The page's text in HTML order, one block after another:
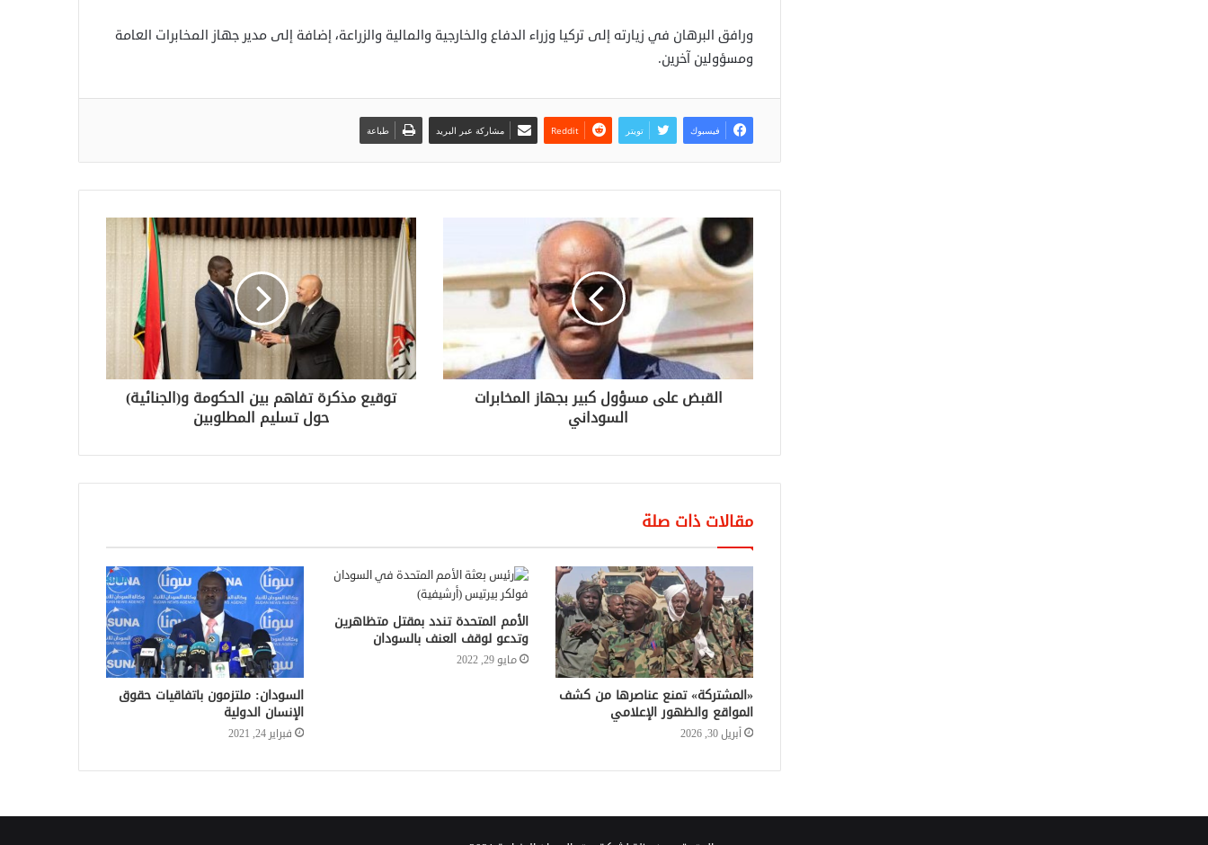
ورافق البرهان في زيارته إلى تركيا وزراء الدفاع والخارجية والمالية والزراعة، إضافة إلى مدير جهاز المخابرات العامة
ومسؤولين آخرين.
فيسبوك تويتر مشاركة عبر البريد طباعة
القبض على مسؤول كبير بجهاز المخابرات
السوداني
توقيع مذكرة تفاهم بين الحكومة و(الجنائية)
حول تسليم المطلوبين
مقالات ذات صلة
«المشتركة» تمنع عناصرها من كشف
المواقع والظهور الإعلامي
أبريل 30, 2026
الأمم المتحدة تندد بمقتل متظاهرين
وتدعو لوقف العنف بالسودان
مايو 29, 2022
السودان: ملتزمون باتفاقيات حقوق
الإنسان الدولية
فبراير 24, 2021